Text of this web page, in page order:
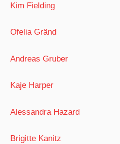
Kim Fielding
Ofelia Gränd
Andreas Gruber
Kaje Harper
Alessandra Hazard
Brigitte Kanitz